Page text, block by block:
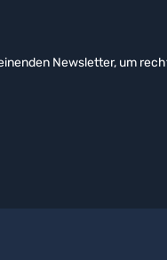
Newsletter, um